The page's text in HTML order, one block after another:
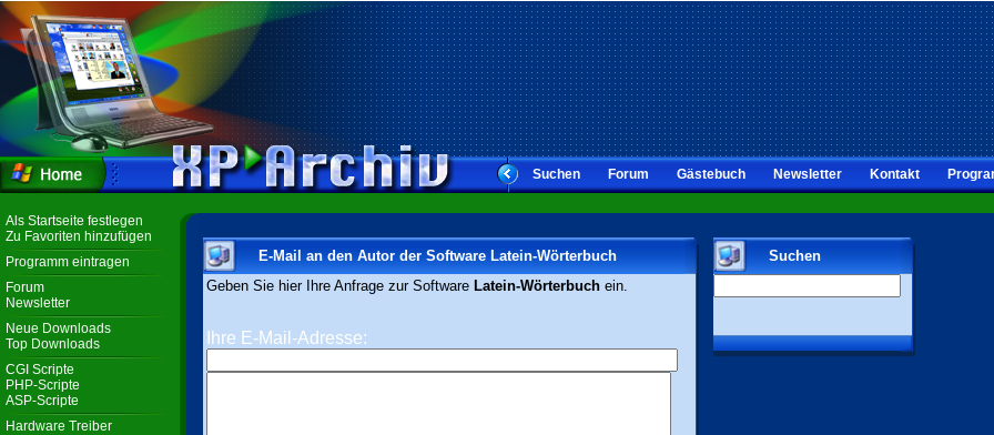
Suchen Forum Gästebuch Newsletter Kontakt
Als Startseite festlegen
Zu Favoriten hinzufügen
Programm eintragen
Forum
Newsletter
Neue Downloads
Top Downloads
CGI Scripte
PHP-Scripte
ASP-Scripte
Hardware Treiber
E-Mail an den Autor der Software Latein-Wörterbuch
Geben Sie hier Ihre Anfrage zur Software Latein-Wörterbuch ein.
Ihre E-Mail-Adresse:
Suchen